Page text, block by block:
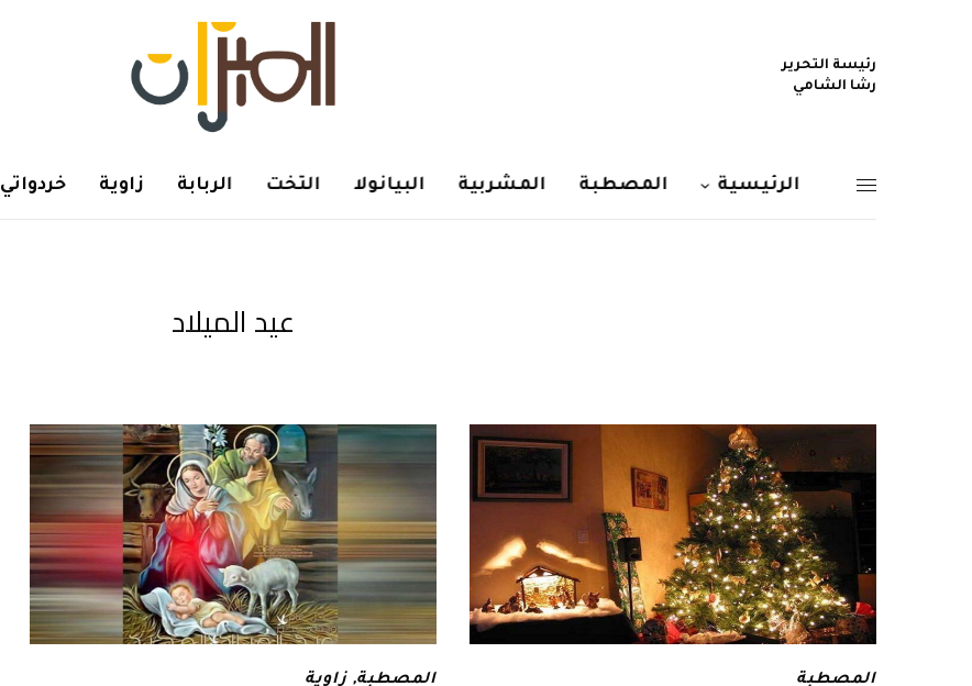
رئيسة التحرير
رشا الشامي
الرئيسية المصطبة المشربية البيانولا التخت الربابة زاوية خردواتي
عيد الميلاد
المصطبة المصطبة, زاوية